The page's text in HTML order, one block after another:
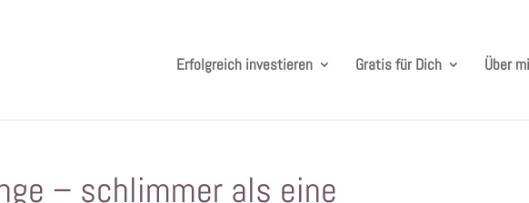
Erfolgreich investieren Gratis für Dich Über
– schlimmer als eine